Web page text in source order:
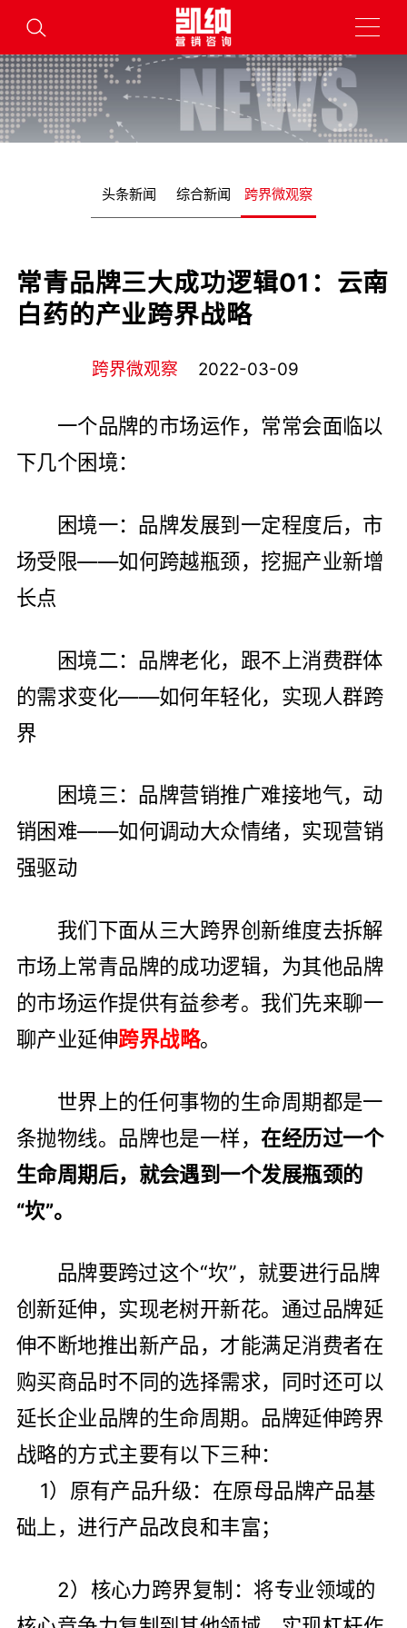
头条新闻 综合新闻 跨界微观察
常青品牌三大成功逻辑01：云南
白药的产业跨界战略
跨界微观察 2022-03-09
一个品牌的市场运作，常常会面临以
下几个困境：
困境一：品牌发展到一定程度后，市
场受限——如何跨越瓶颈，挖掘产业新增
长点
困境二：品牌老化，跟不上消费群体
的需求变化——如何年轻化，实现人群跨
界
困境三：品牌营销推广难接地气，动
销困难——如何调动大众情绪，实现营销
强驱动
我们下面从三大跨界创新维度去拆解
市场上常青品牌的成功逻辑，为其他品牌
的市场运作提供有益参考。我们先来聊一
聊产业延伸跨界战略。
世界上的任何事物的生命周期都是一
条抛物线。品牌也是一样，在经历过一个
生命周期后，就会遇到一个发展瓶颈的
“坎”。
品牌要跨过这个“坎”，就要进行品牌
创新延伸，实现老树开新花。通过品牌延
伸不断地推出新产品，才能满足消费者在
购买商品时不同的选择需求，同时还可以
延长企业品牌的生命周期。品牌延伸跨界
战略的方式主要有以下三种：
1）原有产品升级：在原母品牌产品基
础上，进行产品改良和丰富；
2）核心力跨界复制：将专业领域的